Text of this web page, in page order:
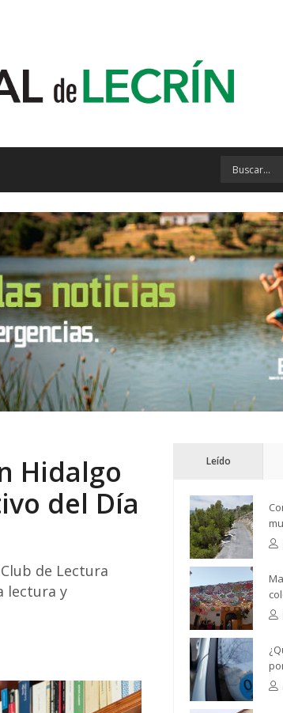
Hidalgo
del Día
de Lectura
lectura y
Leído
a